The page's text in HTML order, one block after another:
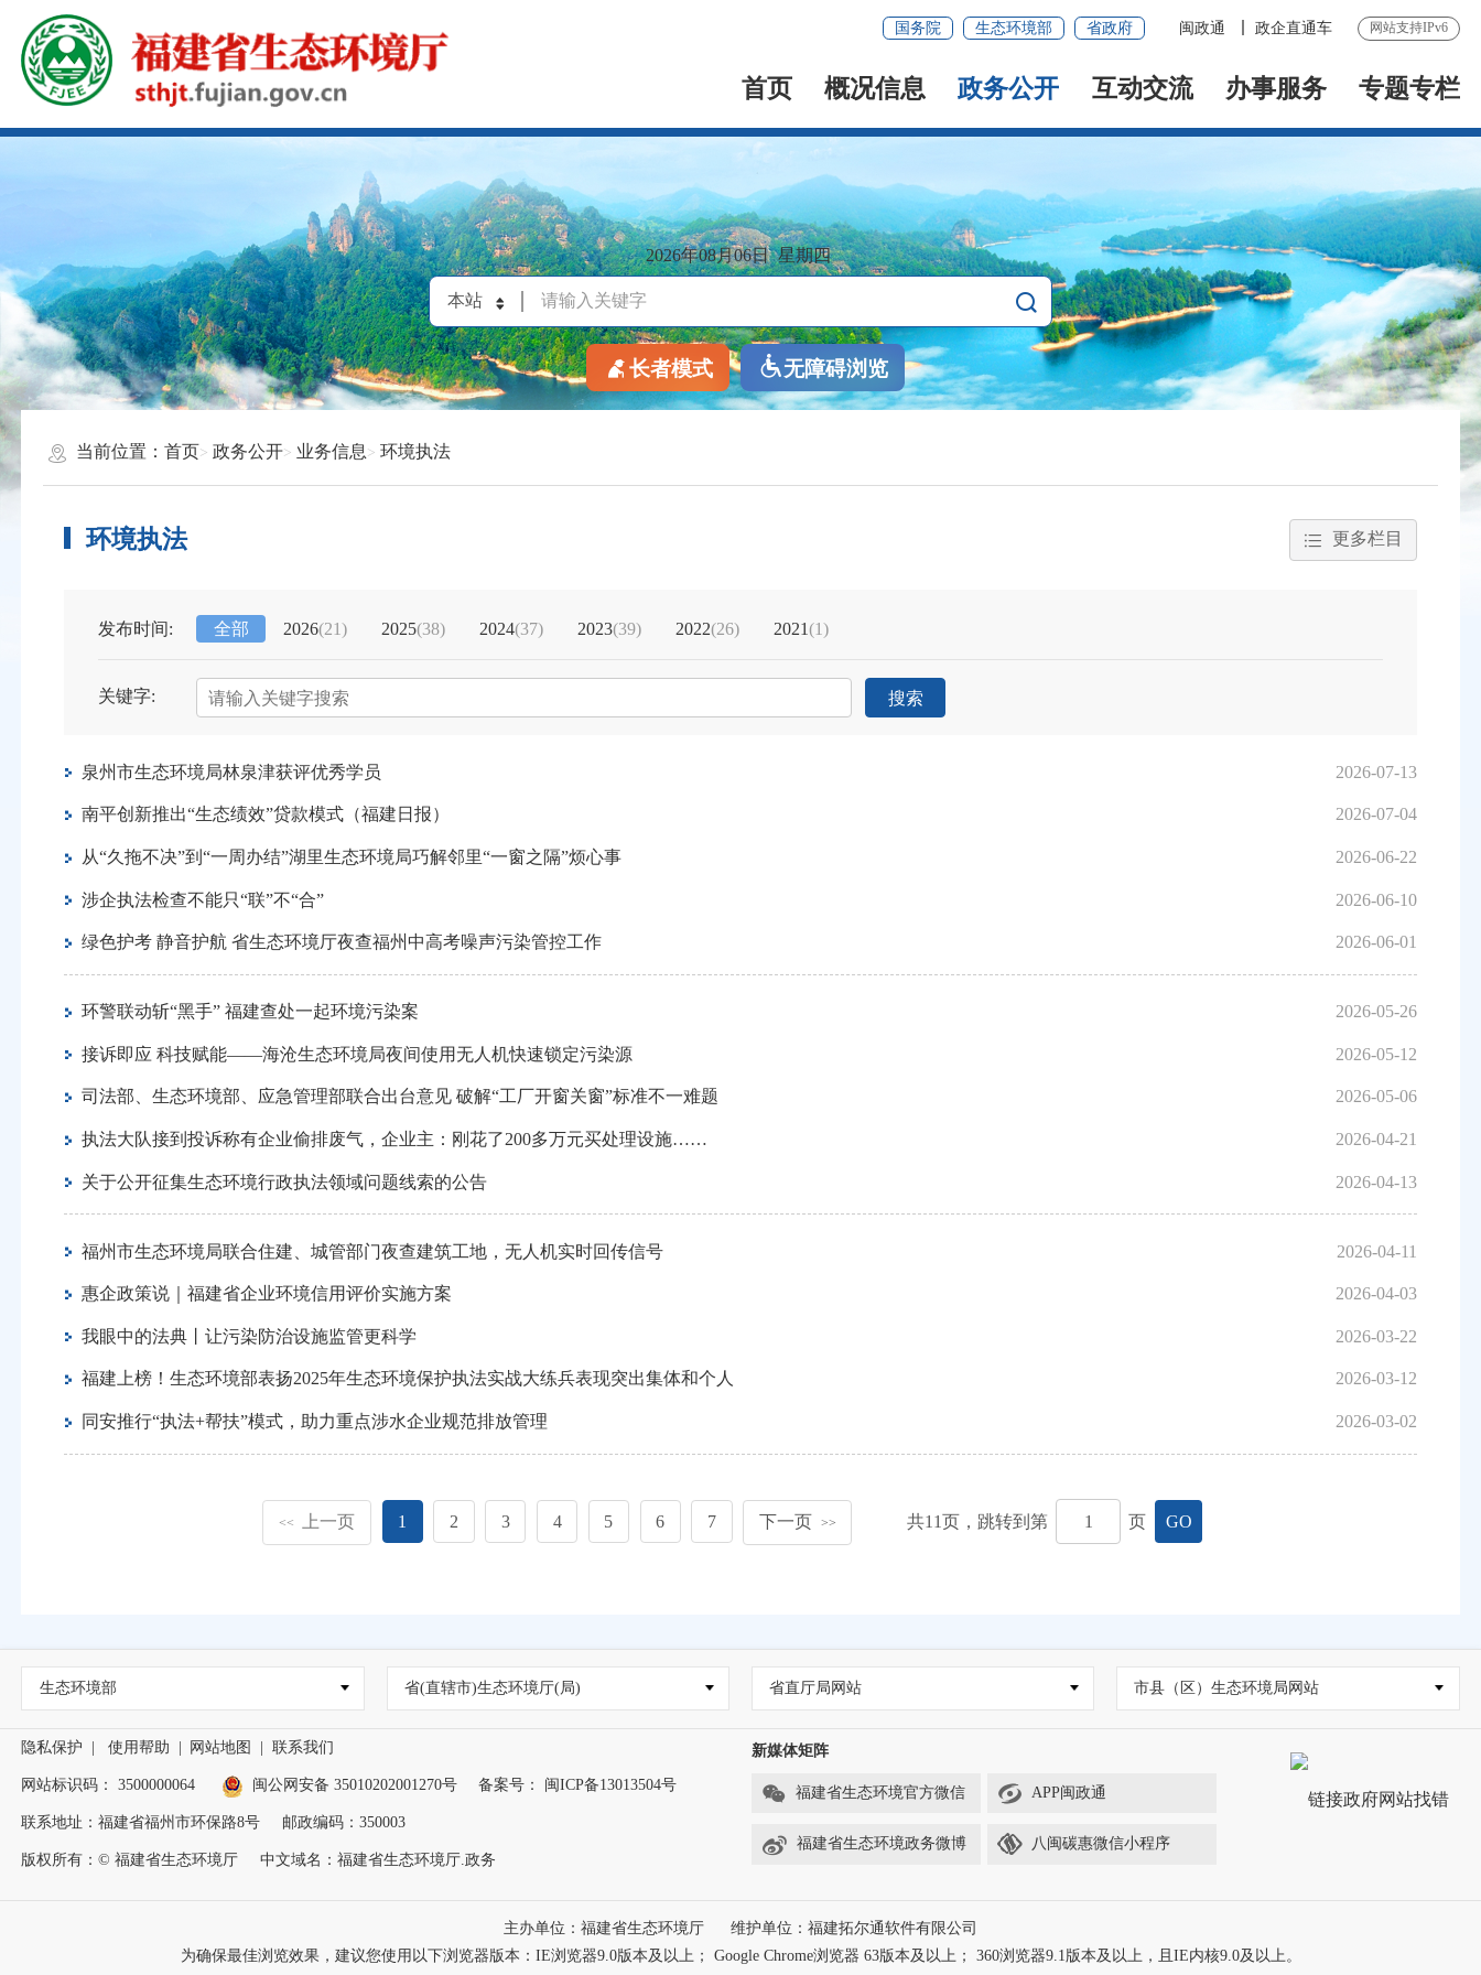
国务院 生态环境部 省政府 闽政通 政企直通车 网站支持IPv6
首页 概况信息 政务公开 互动交流 办事服务 专题专栏
2026年08月06日 星期四
长者模式 无障碍浏览
当前位置：首页 政务公开 业务信息 环境执法
环境执法 更多栏目
发布时间: 全部 2026(21) 2025(38) 2024(37) 2023(39) 2022(26) 2021(1)
关键字: 搜索
泉州市生态环境局林泉津获评优秀学员 2026-07-13
南平创新推出“生态绩效”贷款模式（福建日报） 2026-07-04
从“久拖不决”到“一周办结”湖里生态环境局巧解邻里“一窗之隔”烦心事 2026-06-22
涉企执法检查不能只“联”不“合” 2026-06-10
绿色护考 静音护航 省生态环境厅夜查福州中高考噪声污染管控工作 2026-06-01
环警联动斩“黑手” 福建查处一起环境污染案 2026-05-26
接诉即应 科技赋能——海沧生态环境局夜间使用无人机快速锁定污染源 2026-05-12
司法部、生态环境部、应急管理部联合出台意见 破解“工厂开窗关窗”标准不一难题 2026-05-06
执法大队接到投诉称有企业偷排废气，企业主：刚花了200多万元买处理设施…… 2026-04-21
关于公开征集生态环境行政执法领域问题线索的公告 2026-04-13
福州市生态环境局联合住建、城管部门夜查建筑工地，无人机实时回传信号 2026-04-11
惠企政策说｜福建省企业环境信用评价实施方案 2026-04-03
我眼中的法典丨让污染防治设施监管更科学 2026-03-22
福建上榜！生态环境部表扬2025年生态环境保护执法实战大练兵表现突出集体和个人 2026-03-12
同安推行“执法+帮扶”模式，助力重点涉水企业规范排放管理 2026-03-02
<< 上一页 1 2 3 4 5 6 7 下一页 >> 共11页，跳转到第 页 GO
生态环境部 省(直辖市)生态环境厅(局) 省直厅局网站 市县（区）生态环境局网站
隐私保护 | 使用帮助 | 网站地图 | 联系我们
网站标识码： 3500000064 闽公网安备 35010202001270号 备案号： 闽ICP备13013504号
联系地址：福建省福州市环保路8号 邮政编码：350003
版权所有：© 福建省生态环境厅 中文域名：福建省生态环境厅.政务
新媒体矩阵
福建省生态环境官方微信 APP闽政通
福建省生态环境政务微博 八闽碳惠微信小程序
主办单位：福建省生态环境厅
维护单位：福建拓尔通软件有限公司
为确保最佳浏览效果，建议您使用以下浏览器版本：IE浏览器9.0版本及以上； Google Chrome浏览器 63版本及以上； 360浏览器9.1版本及以上，且IE内核9.0及以上。